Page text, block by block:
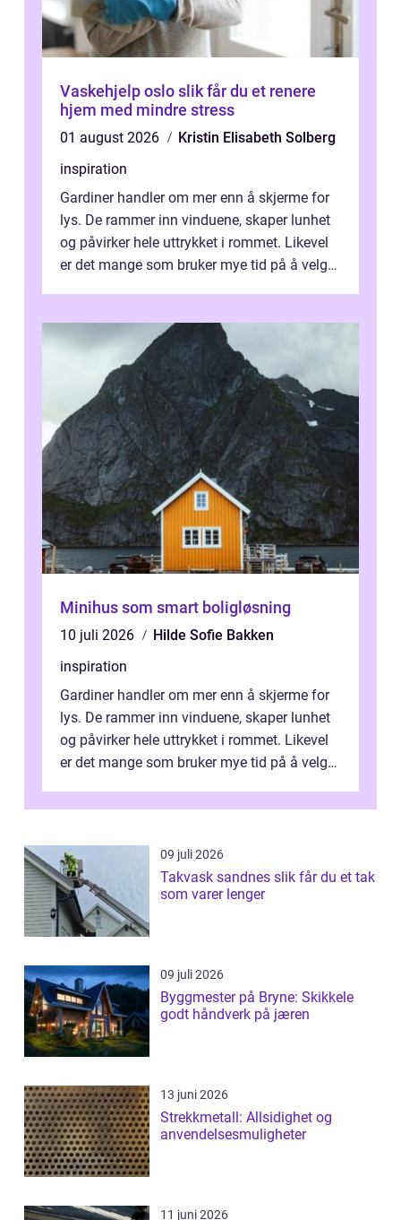
Vaskehjelp oslo slik får du et renere
hjem med mindre stress
01 august 2026
Kristin Elisabeth Solberg
inspiration
Gardiner handler om mer enn å skjerme for
lys. De rammer inn vinduene, skaper lunhet
og påvirker hele uttrykket i rommet. Likevel
er det mange som bruker mye tid på å velge
Minihus som smart boligløsning
10 juli 2026
Hilde Sofie Bakken
inspiration
Gardiner handler om mer enn å skjerme for
lys. De rammer inn vinduene, skaper lunhet
og påvirker hele uttrykket i rommet. Likevel
er det mange som bruker mye tid på å velge
09 juli 2026
Takvask sandnes slik får du et tak
som varer lenger
09 juli 2026
Byggmester på Bryne: Skikkele
godt håndverk på jæren
13 juni 2026
Strekkmetall: Allsidighet og
anvendelsesmuligheter
11 juni 2026